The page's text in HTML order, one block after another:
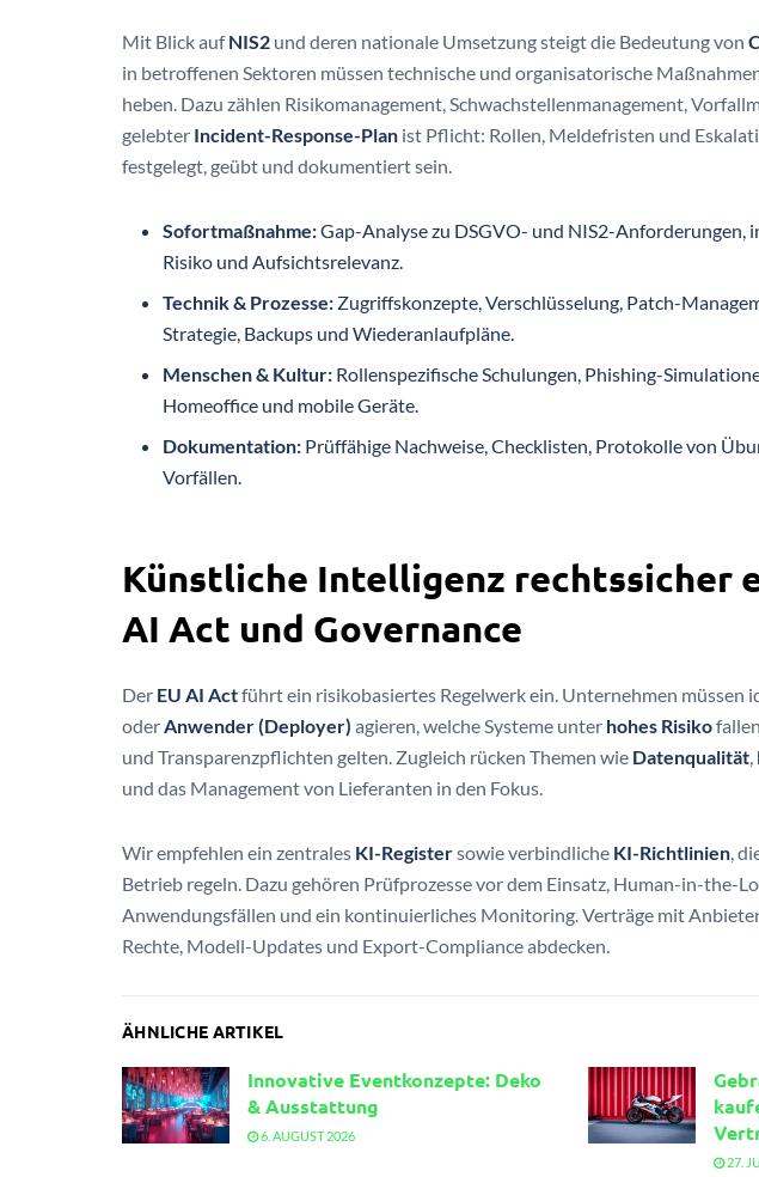
Mit Blick aufNIS2 und deren nationale Umsetzung steigt die Bedeutung von
in betroffenen Sektoren müssen technische und organisatorische
heben. Dazu zählen Risikomanagement, Schwachstellenmanagement,
gelebter Incident-Response-Plan ist Pflicht: Rollen, Meldefristen und
festgelegt, geübt und dokumentiert sein.
Sofortmaßnahme:Gap-Analyse zu DSGVO- und NIS2-Anforderungen,
Risiko und Aufsichtsrelevanz.
Technik & Prozesse: Zugriffskonzepte, Verschlüsselung, Patch-
Strategie, Backups und Wiederanlaufpläne.
Menschen & Kultur: Rollenspezifische Schulungen, Phishing-
Homeoffice und mobile Geräte.
Dokumentation: Prüffähige Nachweise, Checklisten, Protokolle von
Vorfällen.
Künstliche Intelligenz rechtssicher
AI Act und Governance
Der EU AI Actführt ein risikobasiertes Regelwerk ein. Unternehmen müssen
oder Anwender (Deployer) agieren, welche Systeme unter hohes Risiko
und Transparenzpflichten gelten. Zugleich rücken Themen wie Datenqualität
und das Management von Lieferanten in den Fokus.
Wir empfehlen ein zentrales KI-Registersowie verbindliche KI-Richtlinien ,
Betrieb regeln. Dazu gehören Prüfprozesse vor dem Einsatz, Human-in-the-
Anwendungsfällen und ein kontinuierliches Monitoring. Verträge mit
Rechte, Modell-Updates und Export-Compliance abdecken.
ÄHNLICHE ARTIKEL
Innovative Eventkonzepte: Deko
& Ausstattung
6. AUGUST 2026
27.